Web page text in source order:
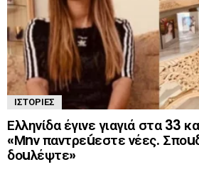
ΙΣΤΟΡΊΕΣ
Ελληνίδα έγινε γιαγιά στα 33
«Μnν παντρεúεστε νέες.
δοuλέψτε»